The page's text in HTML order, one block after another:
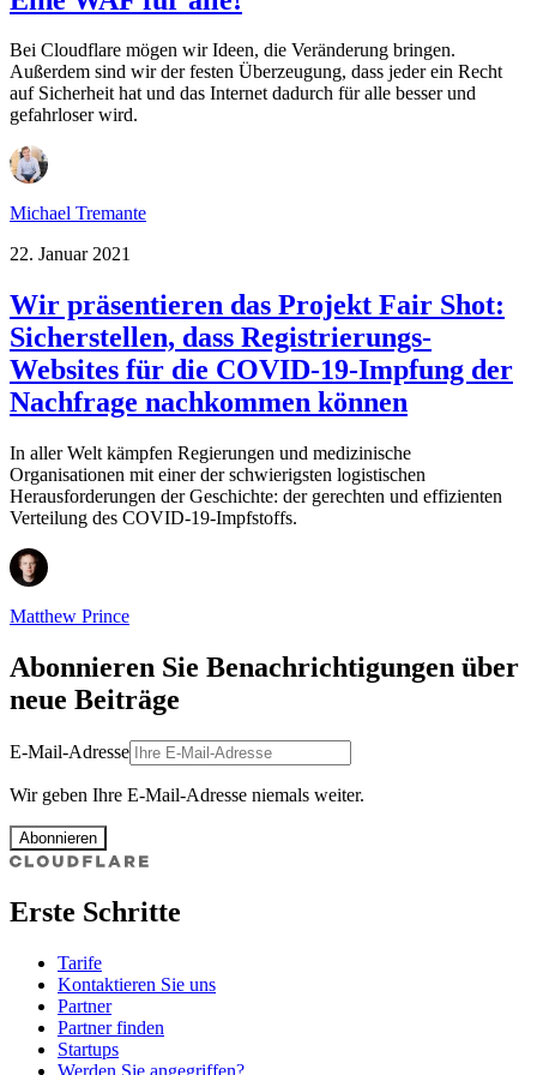
Bei Cloudflare mögen wir Ideen, die Veränderung bringen.
Außerdem sind wir der festen Überzeugung, dass jeder ein Recht
auf Sicherheit hat und das Internet dadurch für alle besser und
gefahrloser wird.
Michael Tremante
22. Januar 2021
Wir präsentieren das Projekt Fair Shot:
Sicherstellen, dass Registrierungs-
Websites für die COVID-19-Impfung der
Nachfrage nachkommen können
In aller Welt kämpfen Regierungen und medizinische
Organisationen mit einer der schwierigsten logistischen
Herausforderungen der Geschichte: der gerechten und effizienten
Verteilung des COVID-19-Impfstoffs.
Matthew Prince
Abonnieren Sie Benachrichtigungen über
neue Beiträge
E-Mail-Adresse
Wir geben Ihre E-Mail-Adresse niemals weiter.
Abonnieren
Erste Schritte
Tarife
Kontaktieren Sie uns
Partner
Partner finden
Startups
Werden Sie angegriffen?